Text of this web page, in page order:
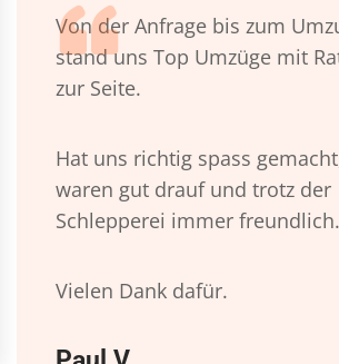
Von der Anfrage bis zum
stand uns Top Umzüge mit
zur Seite.
Hat uns richtig spass
waren gut drauf und trotz der
Schlepperei immer freundlich.
Vielen Dank dafür.